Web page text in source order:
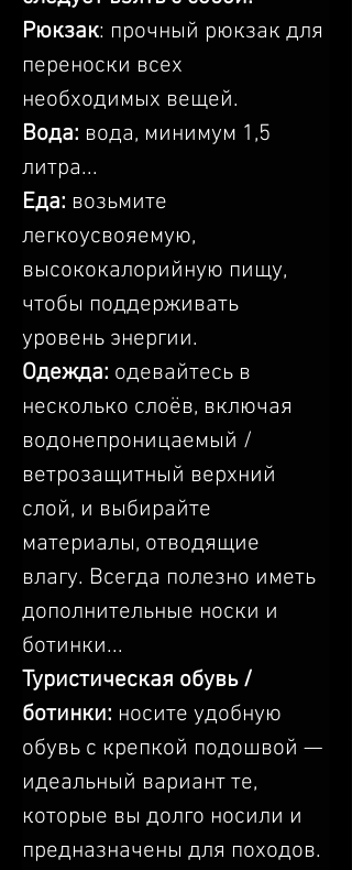
Рюкзак: прочный рюкзак для
переноски всех
необходимых вещей.
Вода: вода, минимум 1,5
литра...
Еда: возьмите
легкоусвояемую,
высококалорийную пищу,
чтобы поддерживать
уровень энергии.
Одежда: одевайтесь в
несколько слоёв, включая
водонепроницаемый /
ветрозащитный верхний
слой, и выбирайте
материалы, отводящие
влагу. Всегда полезно иметь
дополнительные носки и
ботинки...
Туристическая обувь /
ботинки: носите удобную
обувь с крепкой подошвой —
идеальный вариант те,
которые вы долго носили и
предназначены для походов.